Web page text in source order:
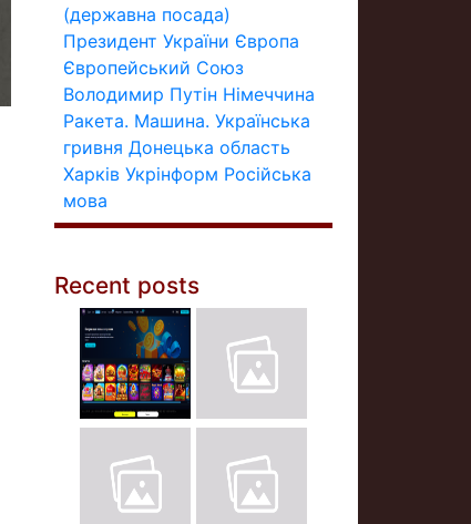
(державна посада)
Президент України Європа
Європейський Союз
Володимир Путін Німеччина
Ракета. Машина. Українська
гривня Донецька область
Харків Укрінформ Російська
мова
Recent posts